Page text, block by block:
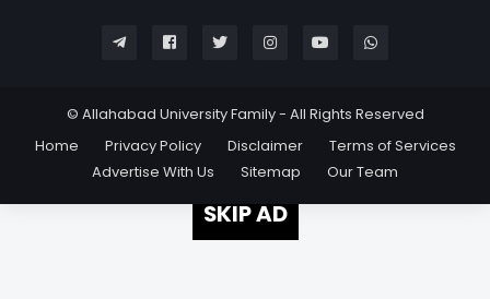
© Allahabad University Family - All Rights Reserved
Home
Privacy Policy Disclaimer
Terms of Services
Advertise With Us
Sitemap Our Team
SKIP AD